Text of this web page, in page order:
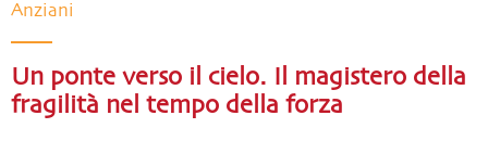
Anziani
Un ponte verso il cielo. Il magistero della
fragilità nel tempo della forza